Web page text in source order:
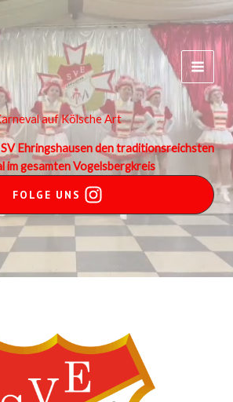
auf Kölsche Art
Ehringshausen den traditionsreichsten
im gesamten Vogelsbergkreis
FOLGE UNS